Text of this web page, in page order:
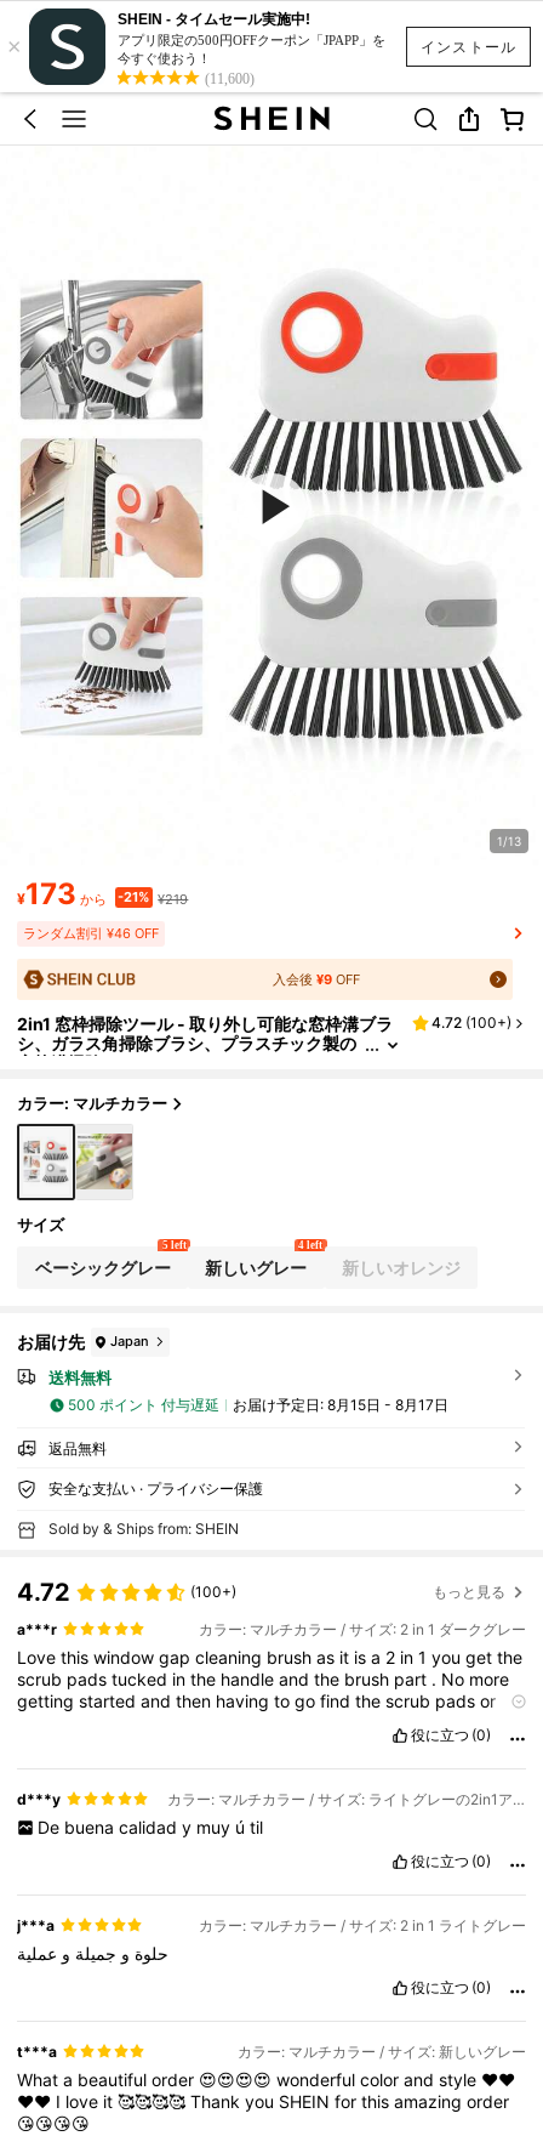
インストール
×
SHEIN - タイムセール実施中!
アプリ限定の500円OFFクーポン「JPAPP」を
今すぐ使おう！
(11,600)
1/13
¥173 から -21% ¥219
ランダム割引 ¥46 OFF
入会後 ¥9OFF
2in1 窓枠掃除ツール - 取り外し可能な窓枠溝ブラ
シ、ガラス角掃除ブラシ、プラスチック製の
窓枠溝掃除ツール
4.72 (100+)
カラー: マルチカラー
サイズ
ベーシックグレー
5 left
新しいグレー
4 left
新しいオレンジ
お届け先 Japan
送料無料
500 ポイント 付与遅延 お届け予定日: 8月15日 - 8月17日
返品無料
安全な支払い · プライバシー保護
Sold by & Ships from: SHEIN
4.72 (100+) もっと見る
a***r カラー: マルチカラー / サイズ: 2 in 1 ダークグレー
Lovethiswindowgapcleaning brushas it isa 2 in1yougetthe
scrub padstucked inthe handleandthe brush part . No more
gettingstartedandthen havingtogofindthescrub padsor
役に立つ (0)
d***y カラー: マルチカラー / サイズ: ライトグレーの2in1アップグレード版
De buena calidad y muy ú til
役に立つ (0)
j***a カラー: マルチカラー / サイズ: 2 in 1 ライトグレー
حلوة و جميلة و عملية
役に立つ (0)
t***a カラー: マルチカラー / サイズ: 新しいグレー
Whata beautifulorder 😍😍😍😍wonderfulcolorandstyle ❤️❤️
❤️❤️ I love it🥰🥰🥰🥰Thankyou SHEINforthisamazingorder
😘😘😘😘